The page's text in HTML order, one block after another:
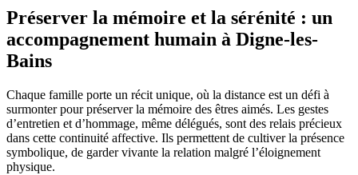
Préserver la mémoire et la sérénité : un
accompagnement humain à Digne-les-
Bains
Chaque famille porte un récit unique, où la distance est un défi à
surmonter pour préserver la mémoire des êtres aimés. Les gestes
d’entretien et d’hommage, même délégués, sont des relais précieux
dans cette continuité affective. Ils permettent de cultiver la présence
symbolique, de garder vivante la relation malgré l’éloignement
physique.